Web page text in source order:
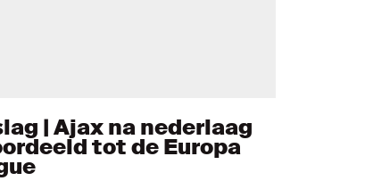
| Ajax na nederlaag
tot de Europa